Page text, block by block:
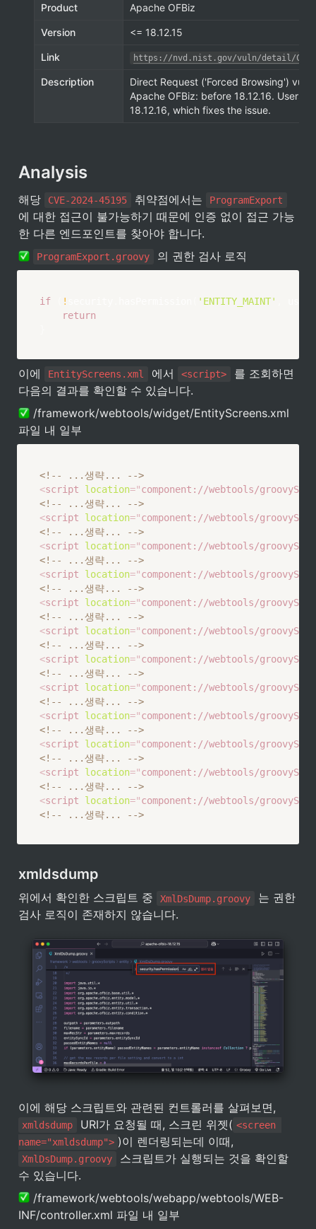
Product Apache OFBiz
Version <= 18.12.15
Link https://nvd.nist.gov/vuln/detail/CVE-
Description
Direct Request ('Forced Browsing')
Apache OFBiz: before 18.12.16. Users
18.12.16, which fixes the issue.
Analysis
해당 CVE-2024-45195 취약점에서는 ProgramExport
에 대한 접근이 불가능하기 때문에 인증 없이 접근 가능
한 다른 엔드포인트를 찾아야 합니다.
ProgramExport.groovy 의 권한 검사 로직
if ! 'ENTITY_MAINT'
return
이에 EntityScreens.xml 에서 <script>
를 조회하면
다음의 결과를 확인할 수 있습니다.
/framework/webtools/widget/EntityScreens.xml
파일 내 일부
<!-- ...생략... -->
<script location="component://webtools/
<!-- ...생략... -->
<script location="component://webtools/
<!-- ...생략... -->
<script location="component://webtools/
<!-- ...생략... -->
<script location="component://webtools/
<!-- ...생략... -->
<script location="component://webtools/
<!-- ...생략... -->
<script location="component://webtools/
<!-- ...생략... -->
<script location="component://webtools/
<!-- ...생략... -->
<script location="component://webtools/
<!-- ...생략... -->
<script location="component://webtools/
<!-- ...생략... -->
<script location="component://webtools/
<!-- ...생략... -->
<script location="component://webtools/
<!-- ...생략... -->
<script location="component://webtools/
<!-- ...생략... -->
xmldsdump
위에서 확인한 스크립트 중 XmlDsDump.groovy
는 권한
검사 로직이 존재하지 않습니다.
xmldsdump URI가 요청될 때, 스크린 위젯( <screen
name="xmldsdump">
XmlDsDump.groovy
스크립트가 실행되는 것을 확인할
수 있습니다.
/framework/webtools/webapp/webtools/WEB-
INF/controller.xml 파일 내 일부